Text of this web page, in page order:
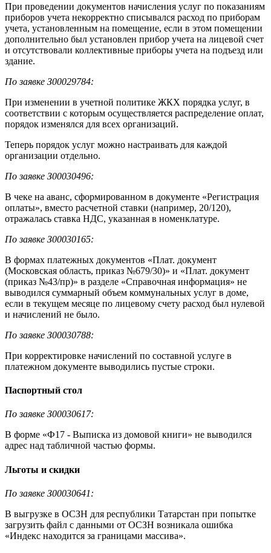
При проведении документов начисления услуг по показаниям
приборов учета некорректно списывался расход по приборам
учета, установленным на помещение, если в этом помещении
дополнительно был установлен прибор учета на лицевой счет
и отсутствовали коллективные приборы учета на подъезд или
здание.
По заявке З00029784:
При изменении в учетной политике ЖКХ порядка услуг, в
соответствии с которым осуществляется распределение оплат,
порядок изменялся для всех организаций.
Теперь порядок услуг можно настраивать для каждой
организации отдельно.
По заявке З00030496:
В чеке на аванс, сформированном в документе «Регистрация
оплаты», вместо расчетной ставки (например, 20/120),
отражалась ставка НДС, указанная в номенклатуре.
По заявке З00030165:
В формах платежных документов «Плат. документ
(Московская область, приказ №679/30)» и «Плат. документ
(приказ №43/пр)» в разделе «Справочная информация» не
выводился суммарный объем коммунальных услуг в доме,
если в текущем месяце по лицевому счету расход был нулевой
и начислений не было.
По заявке З00030788:
При корректировке начислений по составной услуге в
платежном документе выводились пустые строки.
Паспортный стол
По заявке З00030617:
В форме «Ф17 - Выписка из домовой книги» не выводился
адрес над табличной частью формы.
Льготы и скидки
По заявке З00030641:
В выгрузке в ОСЗН для республики Татарстан при попытке
загрузить файл с данными от ОСЗН возникала ошибка
«Индекс находится за границами массива».